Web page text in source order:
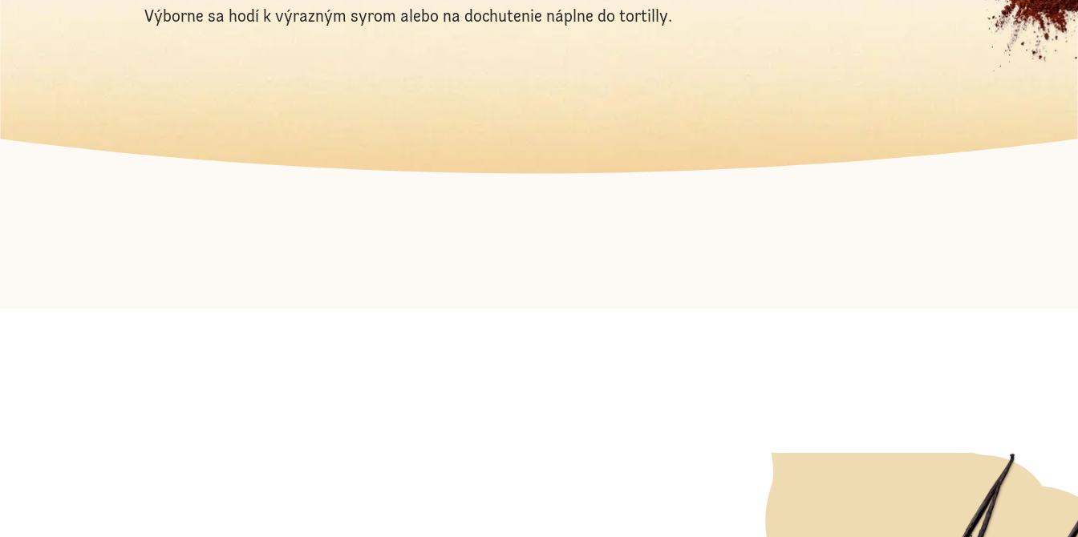
Výborne sa hodí k výrazným syrom alebo na dochutenie náplne do tortilly.